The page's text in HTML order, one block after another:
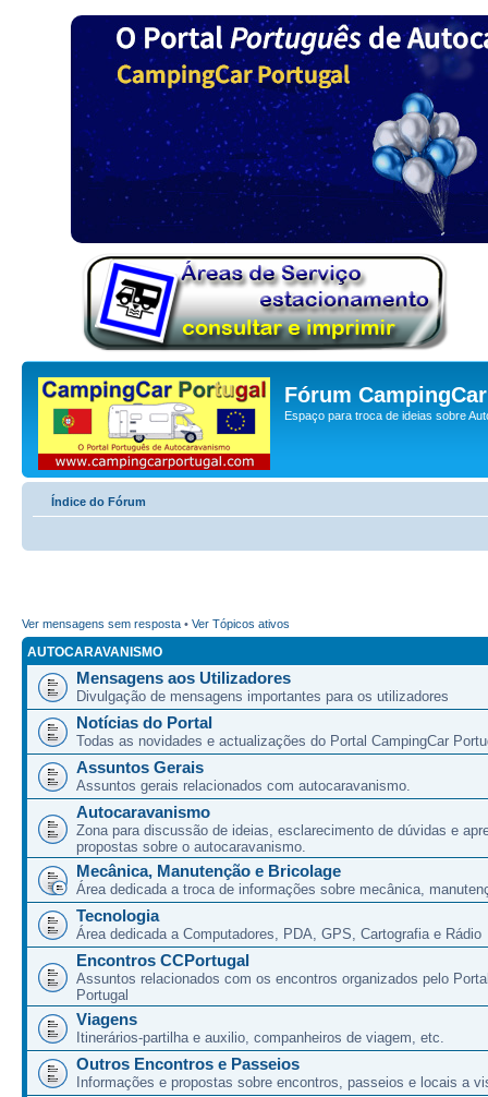
Fórum
Espaço para troca de ideias sobre
Índice do Fórum
Ver mensagens sem resposta • Ver Tópicos ativos
AUTOCARAVANISMO
Mensagens aos Utilizadores
Divulgação de mensagens importantes para os utilizadores
Notícias do Portal
Todas as novidades e actualizações do Portal CampingCar
Assuntos Gerais
Assuntos gerais relacionados com autocaravanismo.
Autocaravanismo
Zona para discussão de ideias, esclarecimento de dúvidas e
propostas sobre o autocaravanismo.
Mecânica, Manutenção e Bricolage
Área dedicada a troca de informações sobre mecânica,
Tecnologia
Área dedicada a Computadores, PDA, GPS, Cartografia e Rádio
Encontros CCPortugal
Assuntos relacionados com os encontros organizados pelo
Portugal
Viagens
Itinerários-partilha e auxilio, companheiros de viagem, etc.
Outros Encontros e Passeios
Informações e propostas sobre encontros, passeios e locais a